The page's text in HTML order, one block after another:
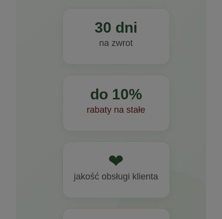
30 dni
na zwrot
do 10%
rabaty na stałe
❤
jakość obsługi klienta